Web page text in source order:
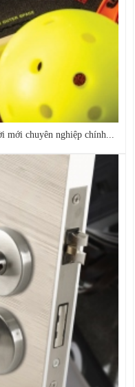
mới chuyên nghiệp chính...